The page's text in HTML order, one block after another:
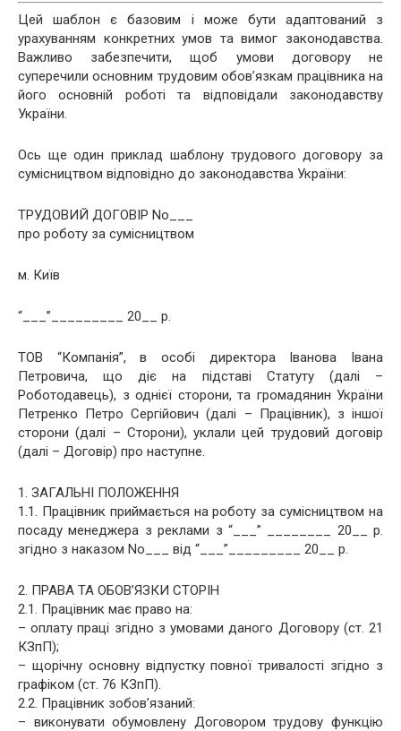
Цей шаблон є базовим і може бути адаптований з
урахуванням конкретних умов та вимог законодавства.
Важливо забезпечити, щоб умови договору не
суперечили основним трудовим обов’язкам працівника на
його основній роботі та відповідали законодавству
України.
Ось ще один приклад шаблону трудового договору за
сумісництвом відповідно до законодавства України:
ТРУДОВИЙ ДОГОВІР No___
про роботу за сумісництвом
м. Київ
“___”_________ 20__ р.
ТОВ “Компанія”, в особі директора Іванова Івана
Петровича, що діє на підставі Статуту (далі –
Роботодавець), з однієї сторони, та громадянин України
Петренко Петро Сергійович (далі – Працівник), з іншої
сторони (далі – Сторони), уклали цей трудовий договір
(далі – Договір) про наступне.
1. ЗАГАЛЬНІ ПОЛОЖЕННЯ
1.1. Працівник приймається на роботу за сумісництвом на
посаду менеджера з реклами з “___” ________ 20__ р.
згідно з наказом No___ від “___”_________ 20__ р.
2. ПРАВА ТА ОБОВ’ЯЗКИ СТОРІН
2.1. Працівник має право на:
– оплату праці згідно з умовами даного Договору (ст. 21
КЗпП);
– щорічну основну відпустку повної тривалості згідно з
графіком (ст. 76 КЗпП).
2.2. Працівник зобов’язаний:
– виконувати обумовлену Договором трудову функцію